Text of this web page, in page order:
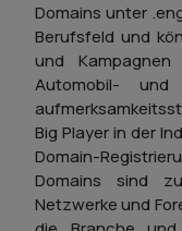
Domains unter
Berufsfeld und
und
Automobil- und
Big Player in der
Domain-
Domains sind
Netzwerke und